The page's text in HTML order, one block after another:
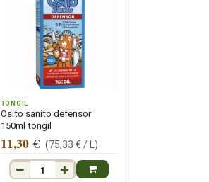
TONGIL
Osito sanito defensor
150ml tongil
11,30€ (75,33 € / )